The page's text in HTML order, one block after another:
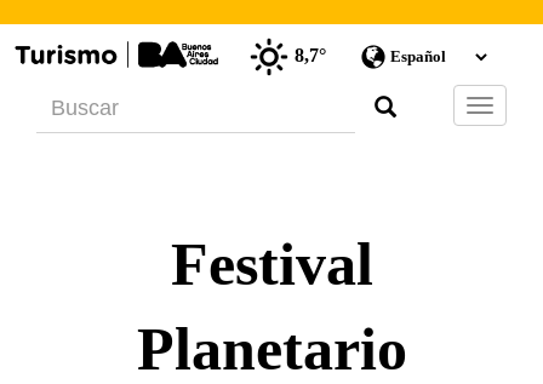
8,7°
Barra
de
Festival
Planetario